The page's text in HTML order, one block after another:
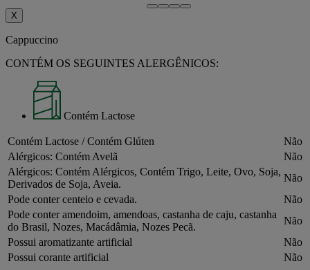
X
Cappuccino
CONTÉM OS SEGUINTES ALERGÊNICOS:
Contém Lactose
Contém Lactose / Contém Glúten
Não
Alérgicos: Contém Avelã
Não
Alérgicos: Contém Alérgicos, Contém Trigo, Leite, Ovo, Soja,
Derivados de Soja, Aveia.
Não
Pode conter centeio e cevada.
Não
Pode conter amendoim, amendoas, castanha de caju, castanha
do Brasil, Nozes, Macádâmia, Nozes Pecã.
Não
Possui aromatizante artificial
Não
Possui corante artificial
Não